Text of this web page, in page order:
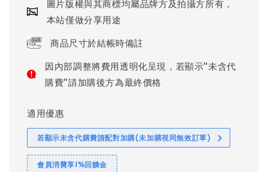
圖片版權與其商標均屬品牌方及拍攝方所有，
本站僅做分享用途
商品尺寸於結帳時備註
因內部調整將費用透明化呈現，若顯示"未含代
購費"請加購後方為最終價格
適用優惠
若顯示未含代購費請配對加購(未加購視同無效訂單)
會員消費享1%回饋金